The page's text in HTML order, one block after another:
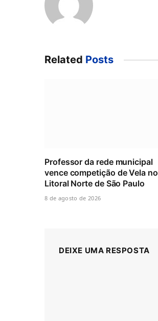
Related Posts
Professor da rede municipal
vence competição de Vela no
Litoral Norte de São Paulo
8 de agosto de 2026
DEIXE UMA RESPOSTA